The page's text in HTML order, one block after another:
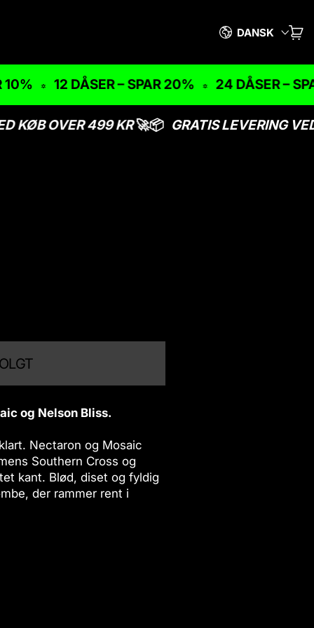
SprogDANSK
12 DÅSER – SPAR 20% 24 DÅSER –
KØB OVER 499 KR🚀📦 GRATIS LEVERING
og Nelson Bliss.
Nectaron og Mosaic
Southern Cross og
kant. Blød, diset og fyldig
der rammer rent i